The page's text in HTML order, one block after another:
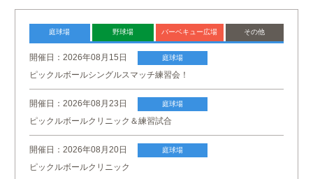
庭球場 野球場 バーベキュー広場 その他
開催日：2026年08月15日 庭球場
ピックルボールシングルスマッチ練習会！
開催日：2026年08月23日 庭球場
ピックルボールクリニック＆練習試合
開催日：2026年08月20日 庭球場
ピックルボールクリニック